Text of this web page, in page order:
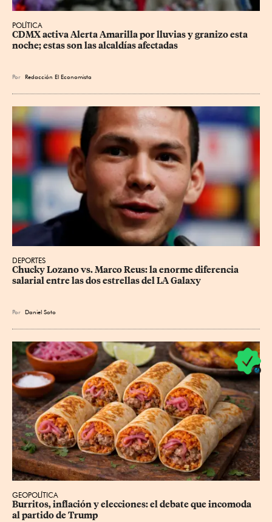
POLÍTICA
CDMX activa Alerta Amarilla por lluvias y granizo esta
noche; estas son las alcaldías afectadas
Por Redacción El Economista
DEPORTES
Chucky Lozano vs. Marco Reus: la enorme diferencia
salarial entre las dos estrellas del LA Galaxy
Por Daniel Soto
GEOPOLÍTICA
Burritos, inflación y elecciones: el debate que incomoda
al partido de Trump